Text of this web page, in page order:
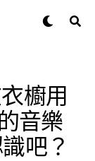
櫥用
音樂
吧？